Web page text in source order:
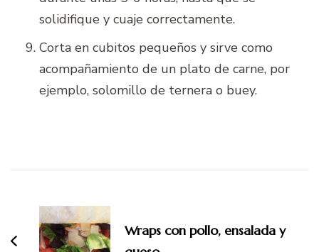
solidifique y cuaje correctamente.
Corta en cubitos pequeños y sirve como
acompañamiento de un plato de carne, por
ejemplo, solomillo de ternera o buey.
entradas
Wraps con pollo, ensalada y